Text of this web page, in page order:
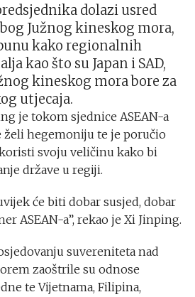
dolazi usred
Južnog kineskog mora,
kako regionalnih
kao što su Japan i SAD,
kineskog mora bore za
utjecaja.
je tokom sjednice ASEAN-a
želi hegemoniju te je poručio
svoju veličinu kako bi
države u regiji.
će biti dobar susjed, dobar
ASEAN-a”, rekao je Xi Jinping.
suvereniteta nad
zaoštrile su odnose
te Vijetnama, Filipina,